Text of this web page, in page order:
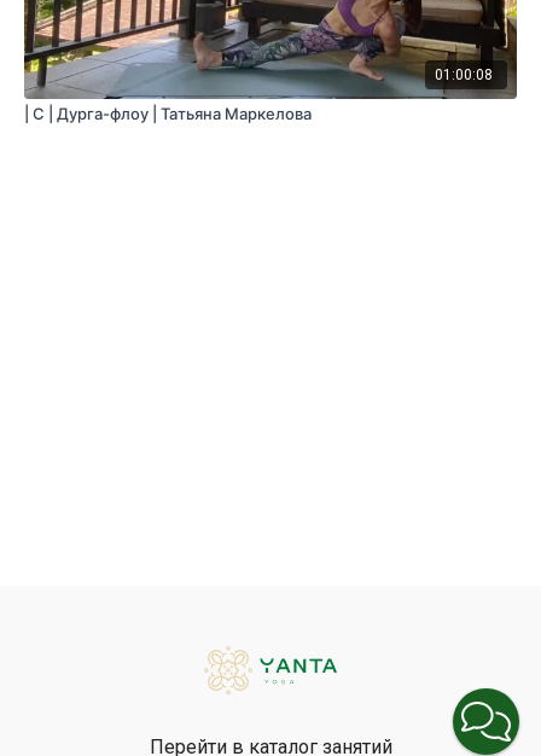
01:00:08
| C | Дурга-флоу | Татьяна Маркелова
Перейти в каталог занятий